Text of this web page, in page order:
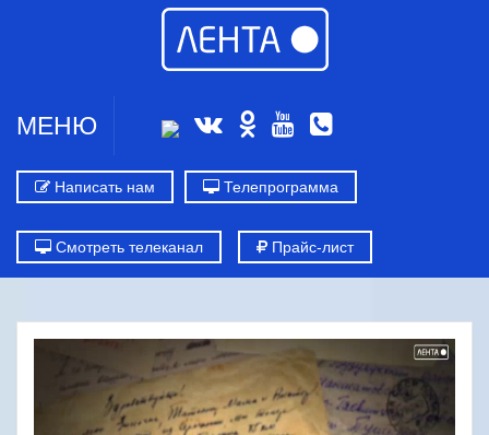
МЕНЮ
Написать нам Телепрограмма
Смотреть телеканал Прайс-лист